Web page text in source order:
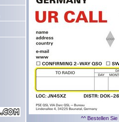
^^ Bestellen Sie